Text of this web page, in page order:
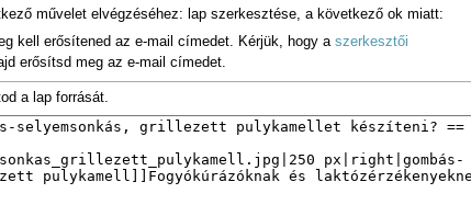
művelet elvégzéséhez: lap szerkesztése, a következő ok miatt:
kell erősítened az e-mail címedet. Kérjük, hogy a szerkesztői
erősítsd meg az e-mail címedet.
a lap forrását.